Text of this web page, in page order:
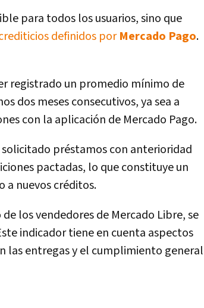
para todos los usuarios, sino que
definidos porMercado Pago.
registrado un promedio mínimo de
dos meses consecutivos, ya sea a
con la aplicación de Mercado Pago.
solicitado préstamos con anterioridad
pactadas, lo que constituye un
nuevos créditos.
los vendedores de Mercado Libre, se
indicador tiene en cuenta aspectos
las entregas y el cumplimiento general